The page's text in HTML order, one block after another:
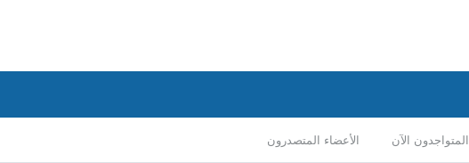
المتواجدون الآن الأعضاء المتصدرون